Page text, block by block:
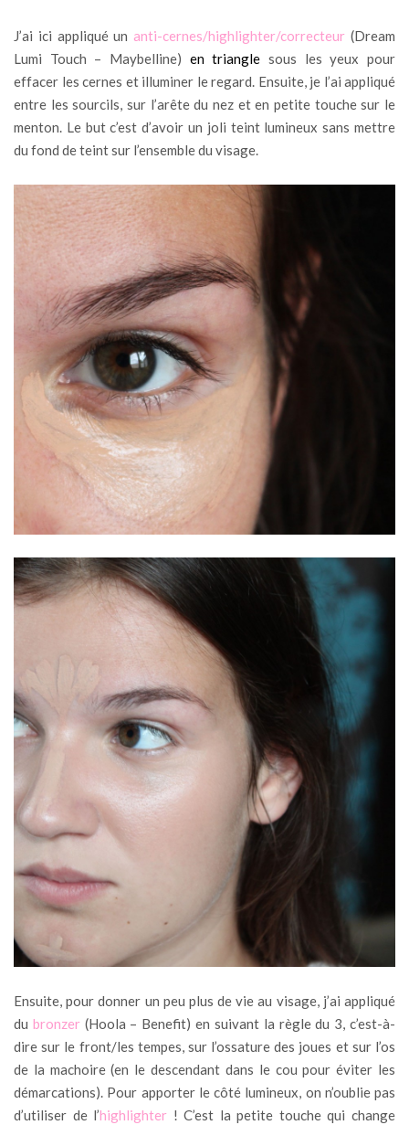
J’ai ici appliqué unanti-cernes/highlighter/correcteur (Dream
Lumi Touch – Maybelline) en triangle sous les yeux pour
effacer les cernes et illuminer le regard. Ensuite, je l’ai appliqué
entre les sourcils, sur l’arête du nez et en petite touche sur le
menton. Le but c’est d’avoir un joli teint lumineux sans mettre
du fond de teint sur l’ensemble du visage.
Ensuite, pour donner un peu plus de vie au visage, j’ai appliqué
du bronzer(Hoola – Benefit) en suivant la règle du 3, c’est-à-
dire sur le front/les tempes, sur l’ossature des joues et sur l’os
de la machoire (en le descendant dans le cou pour éviter les
démarcations). Pour apporter le côté lumineux, on n’oublie pas
d’utiliser de l’highlighter ! C’est la petite touche qui change